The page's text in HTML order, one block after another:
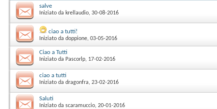
salve
Iniziato da krellaudio‎, 30-08-2016
ciao a tutti!
Iniziato da doppione‎, 03-05-2016
Ciao a Tutti
Iniziato da Pascorlp‎, 17-02-2016
ciao a tutti
Iniziato da dragonfra‎, 23-02-2016
Saluti
Iniziato da scaramuccio‎, 20-01-2016